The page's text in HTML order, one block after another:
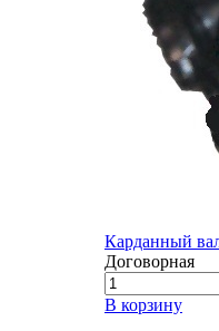
Карданный
Договорная
В корзину